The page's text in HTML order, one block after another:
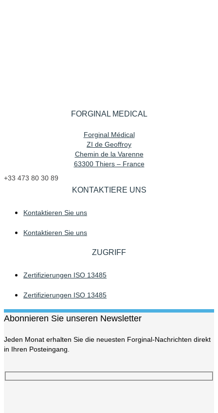
FORGINAL MEDICAL
Forginal Médical
ZI de Geoffroy
Chemin de la Varenne
63300 Thiers – France
+33 473 80 30 89
KONTAKTIERE UNS
Kontaktieren Sie uns
Kontaktieren Sie uns
ZUGRIFF
Zertifizierungen ISO 13485
Zertifizierungen ISO 13485
Abonnieren Sie unseren Newsletter
Jeden Monat erhalten Sie die neuesten Forginal-Nachrichten direkt
in Ihren Posteingang.